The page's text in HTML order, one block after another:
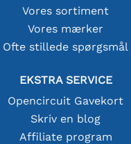
Vores sortiment
Vores mærker
Ofte stillede spørgsmål
EKSTRA SERVICE
Opencircuit Gavekort
Skriv en blog
Affiliate program